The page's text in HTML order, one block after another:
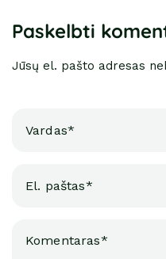
Paskelbti
Jūsų el. pašto adresas